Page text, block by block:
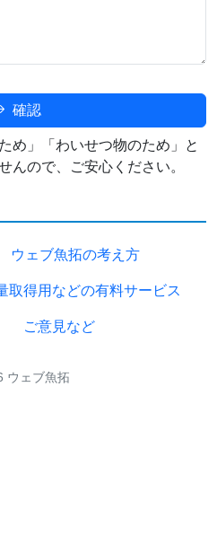
確認
め」「わいせつ物のため」と
んので、ご安心ください。
ウェブ魚拓の考え方
取得用などの有料サービス
ご意見など
ウェブ魚拓